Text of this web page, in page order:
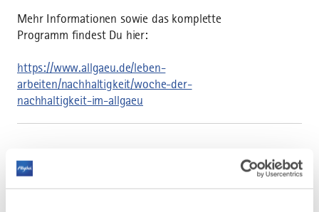
Mehr Informationen sowie das komplette
Programm findest Du hier:
https://www.allgaeu.de/leben-
arbeiten/nachhaltigkeit/woche-der-
nachhaltigkeit-im-allgaeu